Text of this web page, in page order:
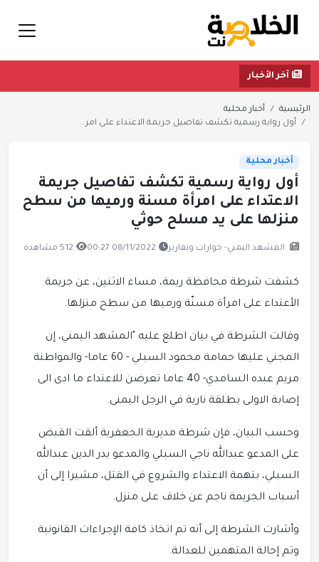
آخر الأخبار
الرئيسية
أخبار محلية
أول رواية رسمية تكشف تفاصيل جريمة الاعتداء على امر...
أخبار محلية
أول رواية رسمية تكشف تفاصيل جريمة
الاعتداء على امرأة مسنة ورميها من سطح
منزلها على يد مسلح حوثي
المشهد اليمني- حوارات وتقارير 08/11/2022 00:27 512 مشاهدة
كشفت شرطة محافظة ريمة، مساء الاثنين، عن جريمة
الأعتداء على امرأة مسنّة ورميها من سطح منزلها.
وقالت الشرطة في بيان اطلع عليه "المشهد اليمني، إن
المجني عليها حمامة محمود السبلي - 60 عاما- والمواطنة
مريم عبده السامدي- 40 عاما تعرضن للاعتداء ما ادى الى
إصابة الاولى بطلقة نارية في الرجل اليمنى.
وحسب البيان، فإن شرطة مديرية الجعفرية ألقت القبض
على المدعو عبدالله ناجي السبلي والمدعو بدر الدين عبدالله
السبلي، بتهمة الاعتداء والشروع في القتل، مشيرا إلى أن
أسباب الجريمة ناجم عن خلاف على منزل.
وأشارت الشرطة إلى أنه تم اتخاذ كافة الإجراءات القانونية
وتم إحالة المتهمين للعدالة.